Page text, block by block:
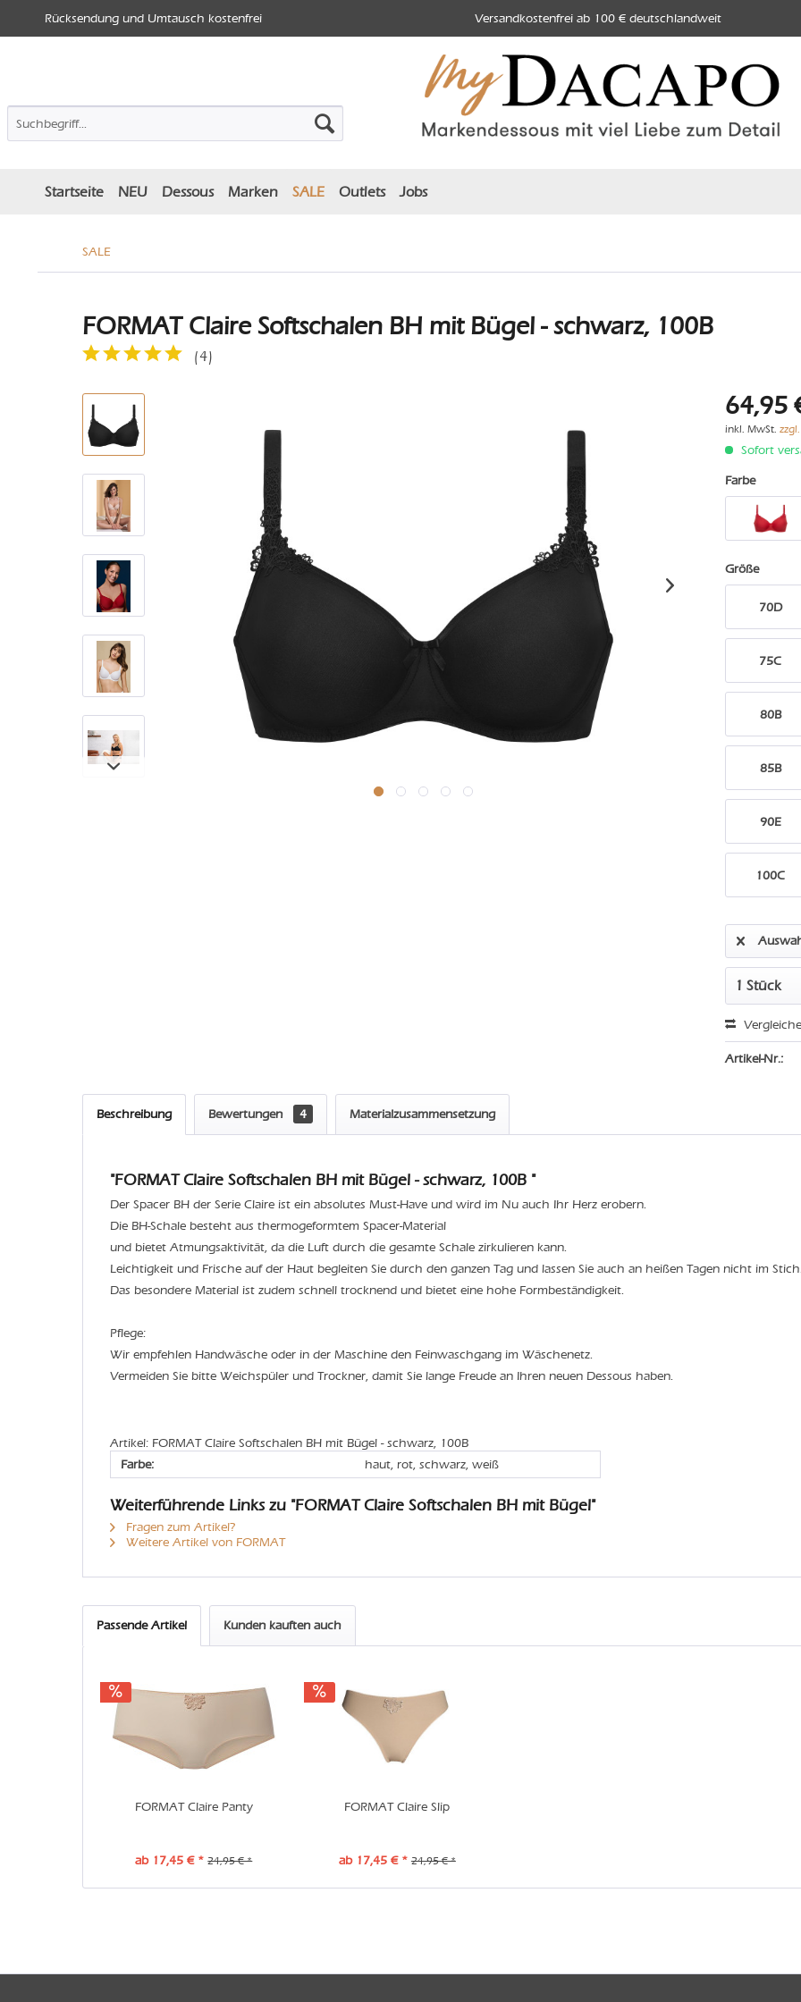
Rücksendung und Umtausch kostenfrei Versandkostenfrei ab 100 € deutschlandweit
Startseite NEU Dessous Marken SALE Outlets Jobs
SALE
FORMAT Claire Softschalen BH mit Bügel - schwarz, 100B
(4)
64,95
inkl. MwSt.
Sofort
Farbe
Größe
70D
75C
80B
85B
90E
100C
Artikel-Nr.:
Beschreibung Bewertungen 4 Materialzusammensetzung
"FORMAT Claire Softschalen BH mit Bügel - schwarz, 100B "
Der Spacer BH der Serie Claire ist ein absolutes Must-Have und wird im Nu auch Ihr Herz erobern.
Die BH-Schale besteht aus thermogeformtem Spacer-Material
und bietet Atmungsaktivität, da die Luft durch die gesamte Schale zirkulieren kann.
Leichtigkeit und Frische auf der Haut begleiten Sie durch den ganzen Tag und lassen Sie auch an heißen Tagen nicht im
Das besondere Material ist zudem schnell trocknend und bietet eine hohe Formbeständigkeit.
Pflege:
Wir empfehlen Handwäsche oder in der Maschine den Feinwaschgang im Wäschenetz.
Vermeiden Sie bitte Weichspüler und Trockner, damit Sie lange Freude an Ihren neuen Dessous haben.
Artikel: FORMAT Claire Softschalen BH mit Bügel - schwarz, 100B
Farbe:
haut, rot, schwarz, weiß
Weiterführende Links zu "FORMAT Claire Softschalen BH mit Bügel"
Fragen zum Artikel?
Weitere Artikel von FORMAT
Passende Artikel Kunden kauften auch
FORMAT Claire Panty
ab 17,45 € * 24,95 € *
FORMAT Claire Slip
ab 17,45 € * 24,95 € *